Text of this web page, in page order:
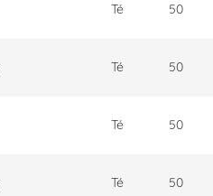
Té 50
Té 50
Té 50
Té 50